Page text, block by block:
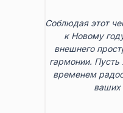
Соблюдая этот
к Новому
внешнего
гармонии. Пусть
временем
ваших